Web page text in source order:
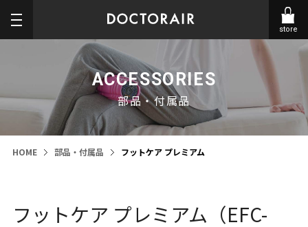
store
ACCESSORIES
部品・付属品
HOME 部品・付属品 フットケア プレミアム
フットケア プレミアム（EFC-